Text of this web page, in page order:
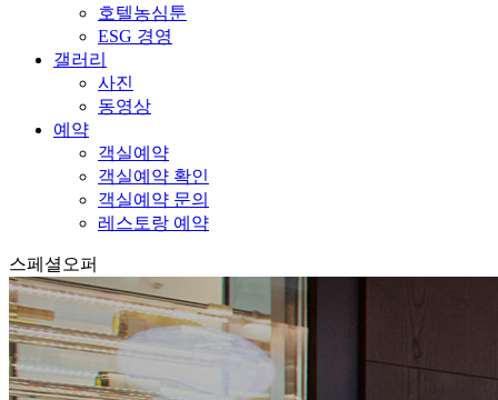
호텔농심툰
ESG 경영
갤러리
사진
동영상
예약
객실예약
객실예약 확인
객실예약 문의
레스토랑 예약
스페셜오퍼